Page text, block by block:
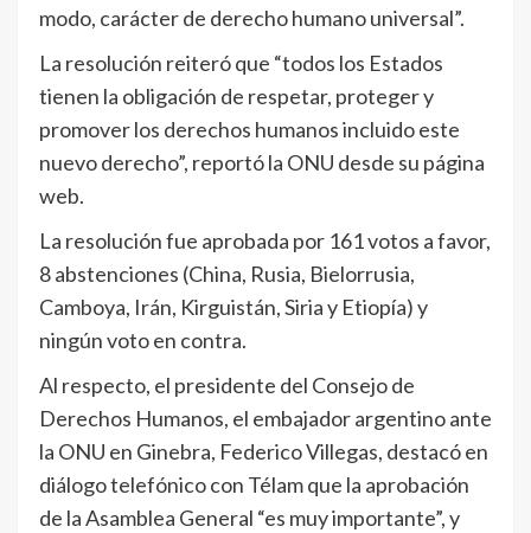
modo, carácter de derecho humano universal”.
La resolución reiteró que “todos los Estados
tienen la obligación de respetar, proteger y
promover los derechos humanos incluido este
nuevo derecho”, reportó la ONU desde su página
web.
La resolución fue aprobada por 161 votos a favor,
8 abstenciones (China, Rusia, Bielorrusia,
Camboya, Irán, Kirguistán, Siria y Etiopía) y
ningún voto en contra.
Al respecto, el presidente del Consejo de
Derechos Humanos, el embajador argentino ante
la ONU en Ginebra, Federico Villegas, destacó en
diálogo telefónico con Télam que la aprobación
de la Asamblea General “es muy importante”, y